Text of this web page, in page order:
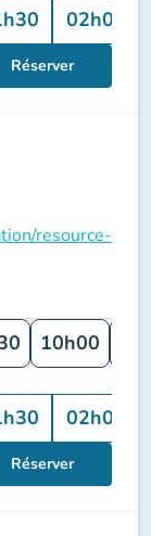
02h00
Réserver
resource-
10h00
02h00
Réserver